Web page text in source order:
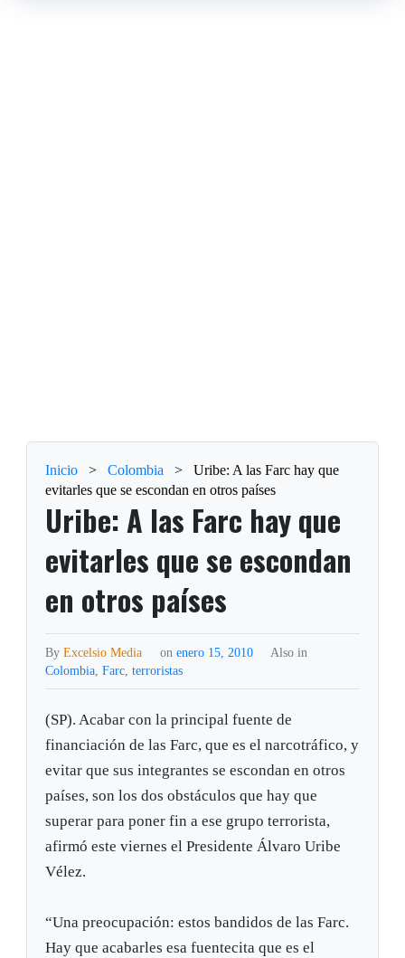
Inicio > Colombia >
Uribe: A las Farc hay que
evitarles que se escondan en otros países
Uribe: A las Farc hay que
evitarles que se escondan
en otros países
ByExcelsio Media on enero 15, 2010
Also in
Colombia,Farc,terroristas
(SP). Acabar con la principal fuente de
financiación de las Farc, que es el narcotráfico, y
evitar que sus integrantes se escondan en otros
países, son los dos obstáculos que hay que
superar para poner fin a ese grupo terrorista,
afirmó este viernes el Presidente Álvaro Uribe
Vélez.
“Una preocupación: estos bandidos de las Farc.
Hay que acabarles esa fuentecita que es el